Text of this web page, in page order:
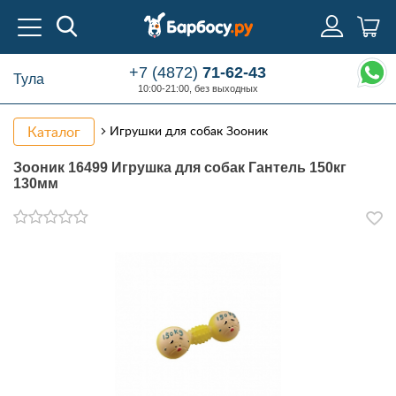
Тула +7 (4872)71-62-43
10:00-21:00, без выходных
Каталог Игрушки для собак Зооник
Зооник 16499 Игрушка для собак Гантель 150кг
130мм